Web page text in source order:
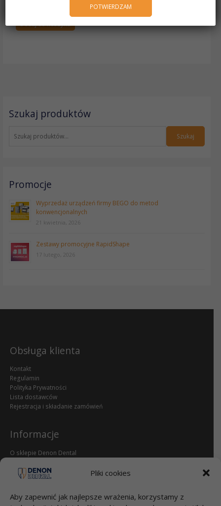
Pliki cookies
Aby zapewnić jak najlepsze wrażenia, korzystamy z
Szukaj produktów
z
Szukaj
Promocje
Wyprzedaż urządzeń firmy BEGO do metod
konwencjonalnych
21 kwietnia, 2026
Zestawy promocyjne RapidShape
17 lutego, 2026
Obsługa klienta
Kontakt
Regulamin
Polityka Prywatności
Lista dostawców
Rejestracja i składanie zamówień
Informacje
O sklepie Denon Dental
dental.pl
Przelewy
POTWIERDZAM